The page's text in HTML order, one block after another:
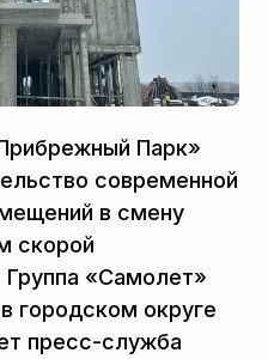
Парк»
современной
в смену
скорой
«Самолет»
городском округе
пресс-служба